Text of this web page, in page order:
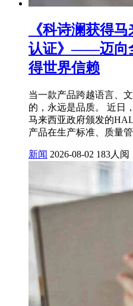
《科诗澜获得
认证》——迈向
得世界信赖
当一款产品跨越语言、
的，永远是品质。 近日
马来西亚政府颁发的
产品在生产标准、质量
新闻 2026-08-02 183人阅